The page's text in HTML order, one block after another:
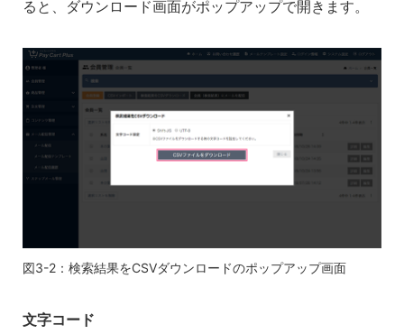
ると、ダウンロード画面がポップアップで開きます。
図3-2：検索結果をCSVダウンロードのポップアップ画面
文字コード